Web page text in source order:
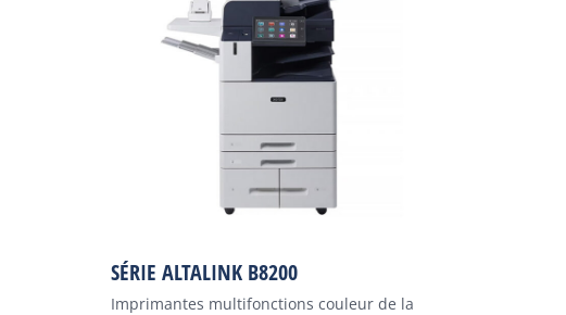
SÉRIE ALTALINK B8200
Imprimantes multifonctions couleur de la